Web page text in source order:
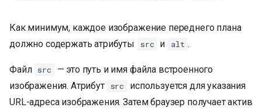
Как минимум, каждое изображение переднего плана
должно содержать атрибуты
src и alt .
Файл src
— это путь и имя файла встроенного
изображения. Атрибут
src
используется для указания
URL-адреса изображения. Затем браузер получает актив